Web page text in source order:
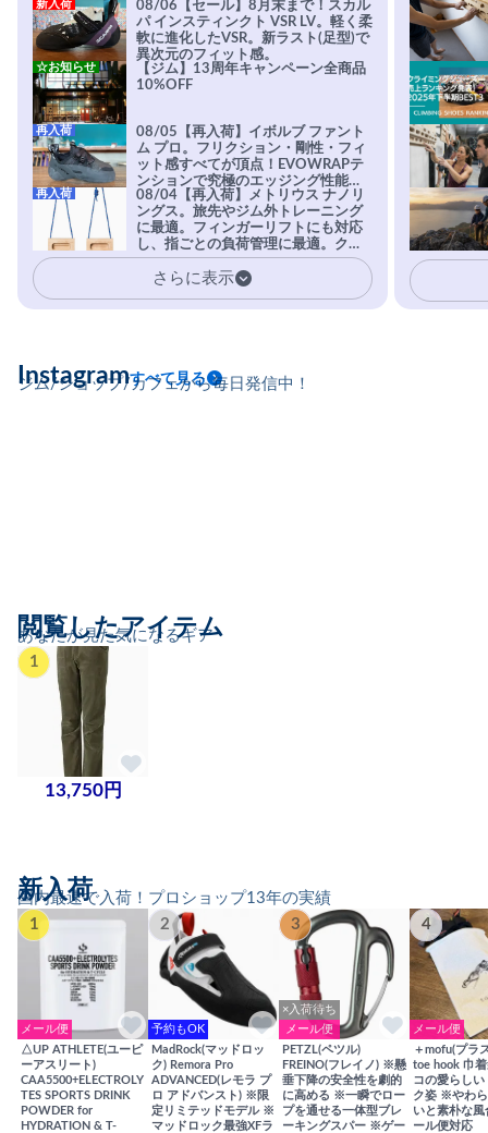
08/06【セール】8月末まで！スカル
パ インスティンクト VSR LV。軽く柔
軟に進化したVSR。新ラスト(足型)で
異次元のフィット感。
新入荷
【ジム】13周年キャンペーン全商品
10%OFF
☆お知らせ
08/05【再入荷】イボルブ ファント
ム プロ。フリクション・剛性・フィ
ット感すべてが頂点！EVOWRAPテ
ンションで究極のエッジング性能を
実現。進化系ラバーEvo-74はTRAX
を凌駕する粘着力で極小ホールドに
安心感。
再入荷
08/04【再入荷】メトリウス ナノリ
ングス。旅先やジム外トレーニング
に最適。フィンガーリフトにも対応
し、指ごとの負荷管理に最適。クラ
イマーの指を本気で鍛えるギア。
再入荷
さらに表示
ジム/ショップ/カフェから毎日発信中！
Instagramすべて見る
あなたが見た気になるギア
閲覧したアイテム
1
13,750円
国内最速で入荷！プロショップ13年の実績
新入荷
1
メール便
△UP ATHLETE(ユーピ
ーアスリート)
CAA5500+ELECTROLY
TES SPORTS DRINK
POWDER for
HYDRATION & T-
2
予約もOK
MadRock(マッドロッ
ク) Remora Pro
ADVANCED(レモラ プ
ロ アドバンスト) ※限
定リミテッドモデル ※
マッドロック最強XFラ
3
×入荷待ち
メール便
PETZL(ペツル)
FREINO(フレイノ) ※懸
垂下降の安全性を劇的
に高める ※一瞬でロー
プを通せる一体型ブレ
ーキングスパー ※ゲー
4
メール便
＋mofu(プラ
toe hook 巾
コの愛らしい
ク姿 ※やわ
いと素朴な
ール便対応